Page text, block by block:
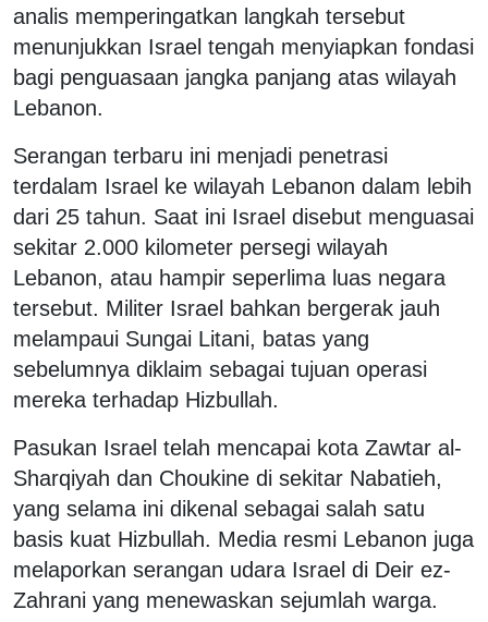
analis memperingatkan langkah tersebut
menunjukkan Israel tengah menyiapkan fondasi
bagi penguasaan jangka panjang atas wilayah
Lebanon.
Serangan terbaru ini menjadi penetrasi
terdalam Israel ke wilayah Lebanon dalam lebih
dari 25 tahun. Saat ini Israel disebut menguasai
sekitar 2.000 kilometer persegi wilayah
Lebanon, atau hampir seperlima luas negara
tersebut. Militer Israel bahkan bergerak jauh
melampaui Sungai Litani, batas yang
sebelumnya diklaim sebagai tujuan operasi
mereka terhadap Hizbullah.
Pasukan Israel telah mencapai kota Zawtar al-
Sharqiyah dan Choukine di sekitar Nabatieh,
yang selama ini dikenal sebagai salah satu
basis kuat Hizbullah. Media resmi Lebanon juga
melaporkan serangan udara Israel di Deir ez-
Zahrani yang menewaskan sejumlah warga.